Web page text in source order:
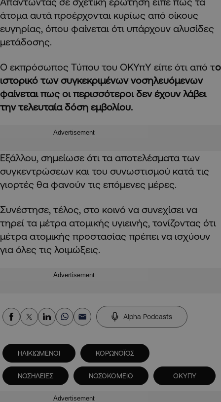
άτομα αυτά προέρχονται κυρίως από οίκους
ευγηρίας, όπου φαίνεται ότι υπάρχουν αλυσίδες
μετάδοσης.
Ο εκπρόσωπος Τύπου του ΟΚΥπΥ είπε ότι από το
ιστορικό των συγκεκριμένων νοσηλευόμενων
φαίνεται πως οι περισσότεροι δεν έχουν λάβει
την τελευταία δόση εμβολίου.
Advertisement
Εξάλλου, σημείωσε ότι τα αποτελέσματα των
συγκεντρώσεων και του συνωστισμού κατά τις
γιορτές θα φανούν τις επόμενες μέρες.
Συνέστησε, τέλος, στο κοινό να συνεχίσει να
τηρεί τα μέτρα ατομικής υγιεινής, τονίζοντας ότι
μέτρα ατομικής προστασίας πρέπει να ισχύουν
για όλες τις λοιμώξεις.
Advertisement
Alpha Podcasts
ΗΛΙΚΙΩΜΕΝΟΙ ΚΟΡΩΝΟΪΟΣ
ΝΟΣΗΛΕΙΕΣ ΝΟΣΟΚΟΜΕΙΟ ΟΚΥΠΥ
Advertisement